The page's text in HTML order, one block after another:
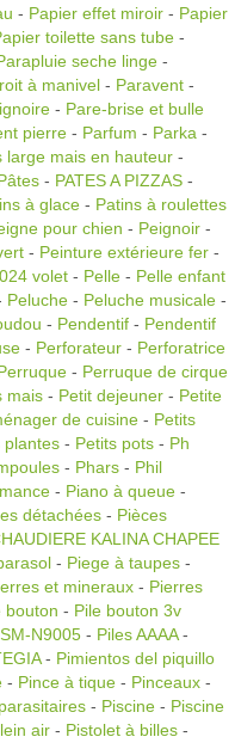
- Papier effet miroir - Papier
toilette sans tube -
seche linge -
à manivel - Paravent -
- Pare-brise et bulle
pierre - Parfum - Parka -
large mais en hauteur -
- PATES A PIZZAS -
à glace - Patins à roulettes
pour chien - Peignoir -
- Peinture extérieure fer -
volet - Pelle - Pelle enfant
Peluche - Peluche musicale -
- Pendentif - Pendentif
- Perforateur - Perforatrice
- Perruque de cirque
mais - Petit dejeuner - Petite
de cuisine - Petits
plantes - Petits pots - Ph
- Phars - Phil
- Piano à queue -
détachées - Pièces
KALINA CHAPEE
- Piege à taupes -
et mineraux - Pierres
bouton - Pile bouton 3v
N9005 - Piles AAAA-
- Pimientos del piquillo
- Pince à tique - Pinceaux -
- Piscine - Piscine
air - Pistolet à billes -